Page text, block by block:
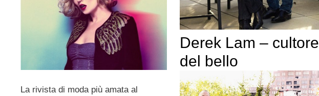
La rivista di moda più amata al
Derek Lam – cultore
del bello